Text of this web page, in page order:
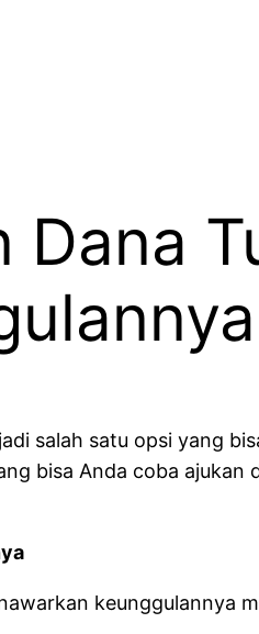
Dana
salah satu opsi yang
bisa Anda coba
keunggulannya